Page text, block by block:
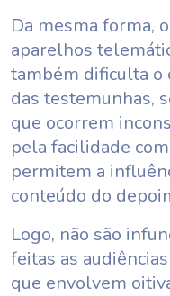
Da mesma forma,
aparelhos
também dificulta
das testemunhas,
que ocorrem
pela facilidade
permitem a
conteúdo do
Logo, não são
feitas as
que envolvem